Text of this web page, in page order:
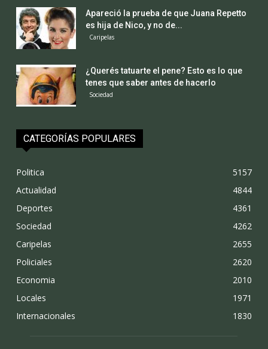
Apareció la prueba de que Juana Repetto
es hija de Nico, y no de...
Caripelas
¿Querés tatuarte el pene? Esto es lo que
tenes que saber antes de hacerlo
Sociedad
CATEGORÍAS POPULARES
Politica
5157
Actualidad
4844
Deportes
4361
Sociedad
4262
Caripelas
2655
Policiales
2620
Economia
2010
Locales
1971
Internacionales
1830